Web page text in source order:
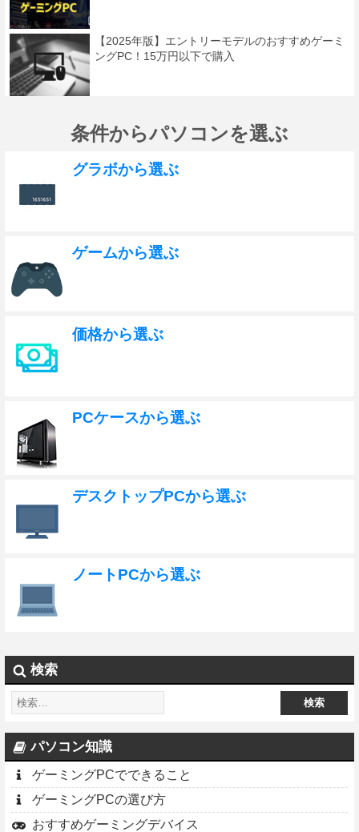
【2025年版】エントリーモデルのおすすめゲーミ
ングPC！15万円以下で購入
条件からパソコンを選ぶ
グラボから選ぶ
ゲームから選ぶ
価格から選ぶ
PCケースから選ぶ
デスクトップPCから選ぶ
ノートPCから選ぶ
検索
パソコン知識
ゲーミングPCでできること
ゲーミングPCの選び方
おすすめゲーミングデバイス